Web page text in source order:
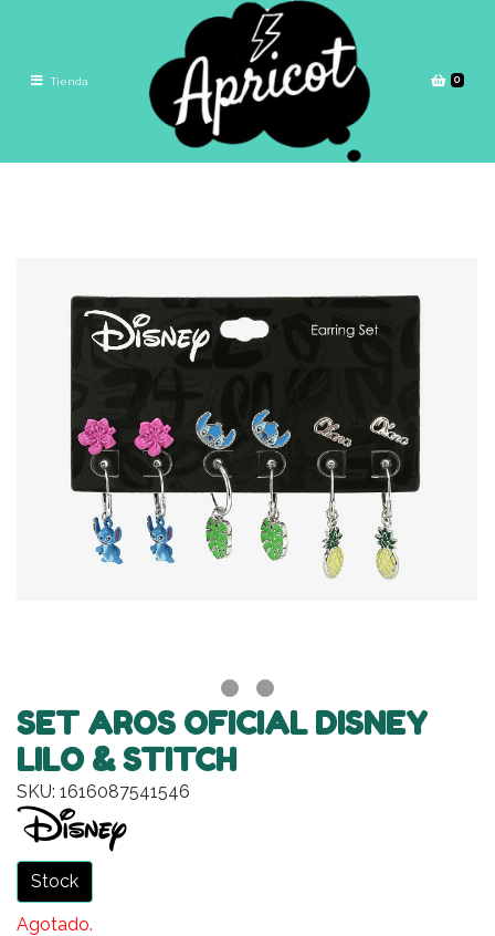
Tienda 0
SET AROS OFICIAL DISNEY
LILO & STITCH
SKU: 1616087541546
Stock
Agotado.